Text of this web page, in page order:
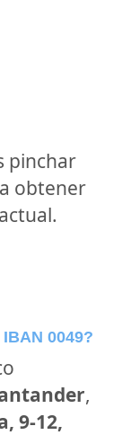
pinchar
obtener
0049?
,
9-12,